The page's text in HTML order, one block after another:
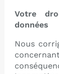
Votre
données
Nous